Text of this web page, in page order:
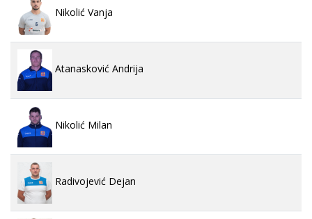
Nikolić Vanja
Atanasković Andrija
Nikolić Milan
Radivojević Dejan